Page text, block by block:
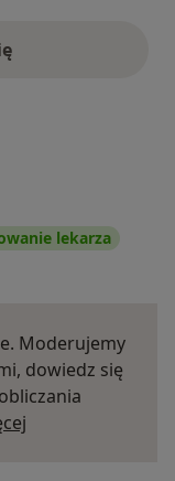
lekarza
Moderujemy
dowiedz się